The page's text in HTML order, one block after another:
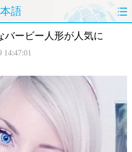
語
政治 経済
写真
バービー人形が人気に
14:47:01